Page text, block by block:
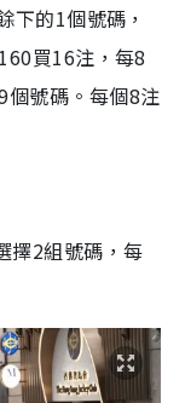
下的1個號碼，
買16注，每8
個號碼。每個8注
擇2組號碼，每